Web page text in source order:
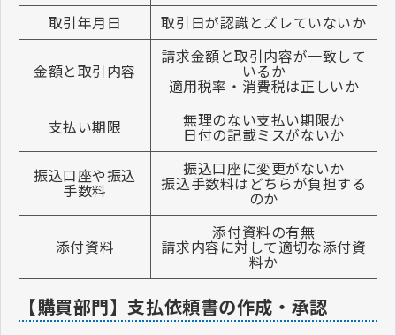
取引年月日
取引日が認識とズレていないか
金額と取引内容
請求金額と取引内容が一致して
いるか
適用税率・消費税は正しいか
支払い期限
無理のない支払い期限か
日付の記載ミスがないか
振込口座や振込
手数料
振込口座に変更がないか
振込手数料はどちらが負担する
のか
添付資料
添付資料の有無
請求内容に対して適切な添付資
料か
【購買部門】支払依頼書の作成・承認